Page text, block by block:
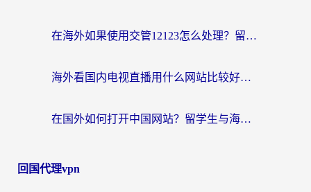
在海外如果使用交管12123怎么处理？留学生亲测有效的回国加速方案
海外看国内电视直播用什么网站比较好？一篇解决你所有追剧难题的实用指南
在国外如何打开中国网站？留学生与海外华人的无缝访问指南
回国代理vpn